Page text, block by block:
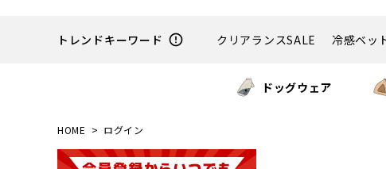
トレンドキーワード error_outline クリアランスSALE 冷感ベッ
ドッグウェア
HOME ログイン